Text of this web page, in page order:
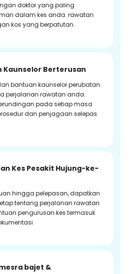
doktor yang paling
dalam kes anda. rawatan
kos yang berpatutan.
Kaunselor Berterusan
bantuan kaunselor perubatan
perjalanan rawatan anda.
pada setiap masa
dan penjagaan selepas
Kes Pesakit Hujung-ke-
hingga pelepasan, dapatkan
tentang perjalanan rawatan
pengurusan kes termasuk
bajet &